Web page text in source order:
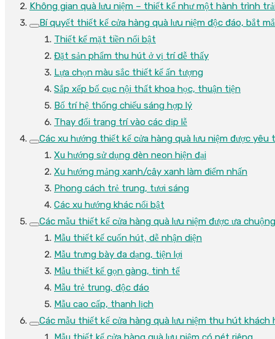
Không gian quà lưu niệm – thiết kế như một hành trình
Bí quyết thiết kế cửa hàng quà lưu niệm độc đáo, bắt
Thiết kế mặt tiền nổi bật
Đặt sản phẩm thu hút ở vị trí dễ thấy
Lựa chọn màu sắc thiết kế ấn tượng
Sắp xếp bố cục nội thất khoa học, thuận tiện
Bố trí hệ thống chiếu sáng hợp lý
Thay đổi trang trí vào các dịp lễ
Các xu hướng thiết kế cửa hàng quà lưu niệm được yêu
Xu hướng sử dụng đèn neon hiện đại
Xu hướng mảng xanh/cây xanh làm điểm nhấn
Phong cách trẻ trung, tươi sáng
Các xu hướng khác nổi bật
Các mẫu thiết kế cửa hàng quà lưu niệm được ưa chuộng
Mẫu thiết kế cuốn hút, dễ nhận diện
Mẫu trưng bày đa dạng, tiện lợi
Mẫu thiết kế gọn gàng, tinh tế
Mẫu trẻ trung, độc đáo
Mẫu cao cấp, thanh lịch
Các mẫu thiết kế cửa hàng quà lưu niệm thu hút khách